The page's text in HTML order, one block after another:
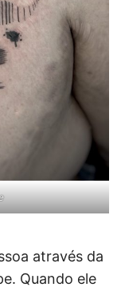
através da
Quando ele